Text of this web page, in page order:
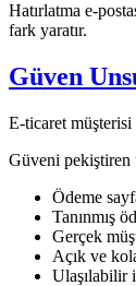
Hatırlatma e-
fark yaratır.
Güven
E-ticaret
Güveni pekiştiren
Ödeme
Tanınmış
Gerçek
Açık ve
Ulaşılabilir